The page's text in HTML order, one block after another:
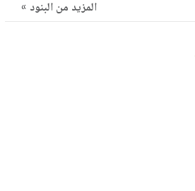
المزيد من البنود »